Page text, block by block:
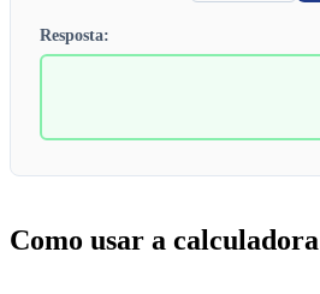
Resposta:
Como usar a calculadora